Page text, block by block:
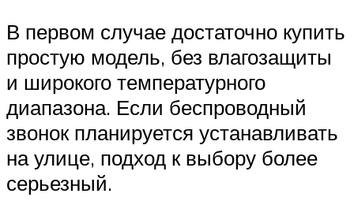
В первом случае достаточно купить
простую модель, без влагозащиты
и широкого температурного
диапазона. Если беспроводный
звонок планируется устанавливать
на улице, подход к выбору более
серьезный.